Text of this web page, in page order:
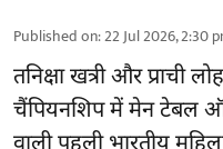
Published on:22 Jul 2026, 2:30
तनिक्षा खत्री और प्राची
चैंपियनशिप में मेन टेबल